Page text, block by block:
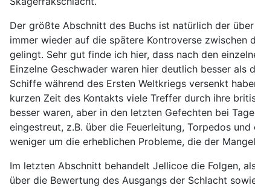
Der größte Abschnitt des Buchs ist natürlich der
immer wieder auf die spätere Kontroverse
gelingt. Sehr gut finde ich hier, dass nach den
Einzelne Geschwader waren hier deutlich besser
Schiffe während des Ersten Weltkriegs versenkt
kurzen Zeit des Kontakts viele Treffer durch ihre
besser waren, aber in den letzten Gefechten bei
eingestreut, z.B. über die Feuerleitung, Torpedos
weniger um die erheblichen Probleme, die der
Im letzten Abschnitt behandelt Jellicoe die Folgen,
über die Bewertung des Ausgangs der Schlacht